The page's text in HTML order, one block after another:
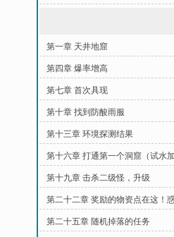
第一章 天井地窟
第四章 爆率增高
第七章 首次具现
第十章 找到防酸雨服
第十三章 环境探测结果
第十六章 打通第一个洞窟（试水加
第十九章 击杀二级怪，升级
第二十二章 奖励的物资点在这！
第二十五章 随机掉落的任务